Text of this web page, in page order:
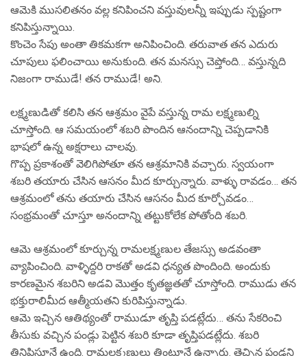
ఆమెకి ముసలితనం వల్ల కనిపించని వస్తువులన్నీ ఇప్పుడు స్పష్టంగా
కనిపిస్తున్నాయి.
కొంచెం సేపు అంతా తికమకగా అనిపించింది. తరువాత తన ఎదురు
చూపులు ఫలించాయి అనుకుంది. తన మనస్సు చెప్తోంది… వస్తున్నది
నిజంగా రాముడే! తన రాముడే! అని.
లక్ష్మణుడితో కలిసి తన ఆశ్రమం వైపే వస్తున్న రామ లక్ష్మణుల్ని
చూస్తోంది. ఆ సమయంలో శబరి పొందిన ఆనందాన్ని చెప్పడానికి
భాషలో ఉన్న అక్షరాలు చాలవు.
గొప్ప ప్రకాశంతో వెలిగిపోతూ తన ఆశ్రమానికి వచ్చారు. స్వయంగా
శబరి తయారు చేసిన ఆసనం మీద కూర్చున్నారు. వాళ్ళు రావడం… తన
ఆశ్రమంలో తను తయారు చేసిన ఆసనం మీద కూర్చోవడం…
సంభ్రమంతో చూస్తూ అనందాన్ని తట్టుకోలేక పోతోంది శబరి.
ఆమె ఆశ్రమంలో కూర్చున్న రామలక్ష్మణుల తేజస్సు అడవంతా
వ్యాపించింది. వాళ్ళిద్దరి రాకతో అడవి ధన్యత పొందింది. అందుకు
కారణమైన శబరిని అడవి మొత్తం కృతజ్ఞతతో చూస్తోంది. రాముడు తన
భక్తురాలిమీద ఆత్మీయతని కురిపిస్తున్నాడు.
ఆమె ఇచ్చిన ఆతిథ్యంతో రాముడూ తృప్తి పడట్లేదు… తను సేకరించి
తీసుకు వచ్చిన పండ్లు పెట్టిన శబరి కూడా తృప్తిపడట్లేదు. శబరి
తినిపిస్తూనే ఉంది. రామలక్ష్మణులు తింటూనే ఉన్నారు. తెచ్చిన పండ్లని